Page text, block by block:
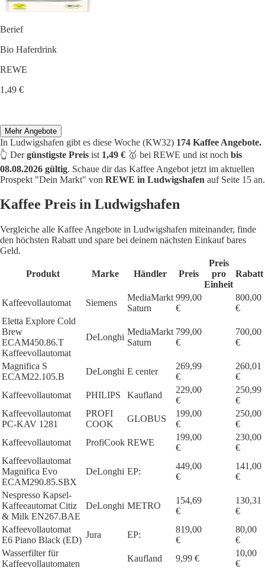
Berief
Bio Haferdrink
REWE
1,49 €
Mehr Angebote
In Ludwigshafen gibt es diese Woche (KW32) 174 Kaffee Angebote.
👆 Dergünstigste Preis ist 1,49 € 🥇 bei REWE und ist noch bis
08.08.2026 gültig. Schaue dir das Kaffee Angebot jetzt im aktuellen
Prospekt "Dein Markt" von REWE in Ludwigshafen auf Seite 15 an.
Kaffee Preis in Ludwigshafen
Vergleiche alle Kaffee Angebote in Ludwigshafen miteinander, finde
den höchsten Rabatt und spare bei deinem nächsten Einkauf bares
Geld.
Produkt Marke Händler Preis
Preis
pro
Einheit
Rabatt
Kaffeevollautomat Siemens
MediaMarkt
Saturn
999,00
€
800,00
€
Eletta Explore Cold
Brew
ECAM450.86.T
Kaffeevollautomat
DeLonghi
MediaMarkt
Saturn
799,00
€
700,00
€
Magnifica S
ECAM22.105.B
DeLonghi E center
269,99
€
260,01
€
Kaffeevollautomat
PHILIPS Kaufland
229,00
€
250,99
€
Kaffeevollautomat
PC-KAV 1281
PROFI
COOK
GLOBUS
199,00
€
250,00
€
Kaffeevollautomat
ProfiCook REWE
199,00
€
230,00
€
Kaffeevollautomat
Magnifica Evo
ECAM290.85.SBX
DeLonghi EP:
449,00
€
141,00
€
Nespresso Kapsel-
Kaffeeautomat Citiz
& Milk EN267.BAE
DeLonghi METRO
154,69
€
130,31
€
Kaffeevollautomat
E6 Piano Black (ED)
Jura EP:
819,00
€
80,00
€
Wasserfilter für
Kaffeevollautomaten
Kaufland 9,99 €
10,00
€